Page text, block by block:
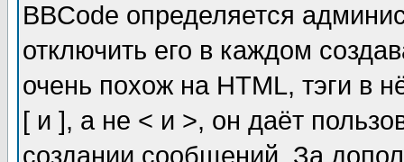
BBCode определяется
отключить его в каждом
очень похож на HTML, тэги в
[ и ], а не < и >, он даёт
создании сообщений. За